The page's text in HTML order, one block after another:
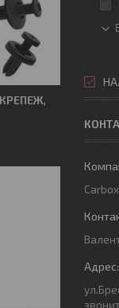
Carbox